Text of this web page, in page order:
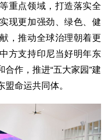
重点领域，打造落实全
现更加强劲、绿色、健
，推动全球治理朝着更
方支持印尼当好明年东
作，推进“五大家园”建
命运共同体。